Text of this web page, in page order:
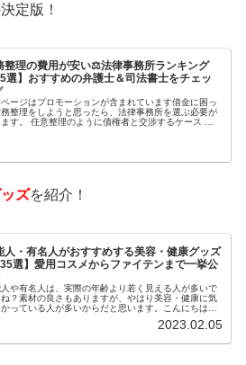
定版！
整理の費用が安い⚖️法律事務所ランキング
選】おすすめの弁護士＆司法書士をチェッ
ージはプロモーションが含まれています借金に困っ
整理をしようと思ったら、法律事務所を選ぶ必要が
す。 任意整理のように債権者と交渉するケース 自
ズを紹介！
人・有名人がおすすめする美容・健康グッズ
選】愛用コスメからファイテンまで一挙公
や有名人は、実際の年齢より若く見える人が多いで
？素材の良さもありますが、やはり美容・健康に気
っている人が多いからだと思います。こんにちは！
でしょうか？今回は、芸能人…
2023.02.05